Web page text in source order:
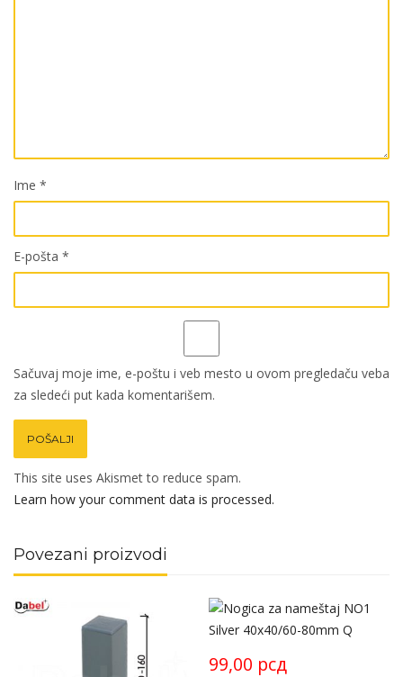
Ime *
E-pošta *
Sačuvaj moje ime, e-poštu i veb mesto u ovom pregledaču veba
za sledeći put kada komentarišem.
This site uses Akismet to reduce spam.
Learn how your comment data is processed.
Povezani proizvodi
99,00 рсд